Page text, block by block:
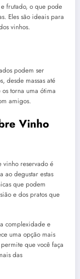
frutado, o que pode
Eles são ideais para
vinhos.
podem ser
desde massas até
torna uma ótima
amigos.
Vinho
vinho reservado é
ao degustar estas
que podem
e dos pratos que
complexidade e
uma opção mais
que você faça
das